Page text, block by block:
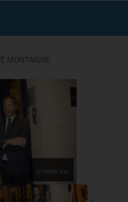
MONTAIGNE
@Thierry Ker